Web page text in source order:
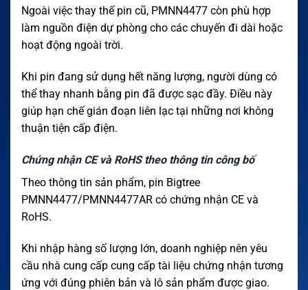
Ngoài việc thay thế pin cũ, PMNN4477 còn phù hợp
làm nguồn điện dự phòng cho các chuyến đi dài hoặc
hoạt động ngoài trời.
Khi pin đang sử dụng hết năng lượng, người dùng có
thể thay nhanh bằng pin đã được sạc đầy. Điều này
giúp hạn chế gián đoạn liên lạc tại những nơi không
thuận tiện cấp điện.
Chứng nhận CE và RoHS theo thông tin công bố
Theo thông tin sản phẩm, pin Bigtree
PMNN4477/PMNN4477AR có chứng nhận CE và
RoHS.
Khi nhập hàng số lượng lớn, doanh nghiệp nên yêu
cầu nhà cung cấp cung cấp tài liệu chứng nhận tương
ứng với đúng phiên bản và lô sản phẩm được giao.